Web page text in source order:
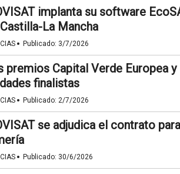
implanta su software
La Mancha
· Publicado: 3/7/2026
premios Capital Verde Europea
finalistas
· Publicado: 2/7/2026
se adjudica el contrato
· Publicado: 30/6/2026